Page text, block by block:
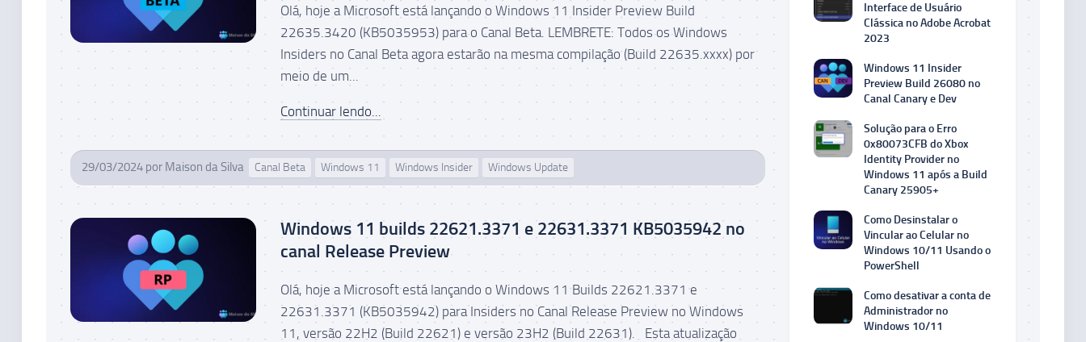
Olá, hoje a Microsoft está lançando o Windows 11 Insider Preview Build
22635.3420 (KB5035953) para o Canal Beta. LEMBRETE: Todos os Windows
Insiders no Canal Beta agora estarão na mesma compilação (Build 22635.xxxx) por
meio de um...
Continuar lendo...
29/03/2024 por Maison da Silva Canal Beta Windows 11 Windows Insider Windows Update
Windows 11 builds 22621.3371 e 22631.3371 KB5035942 no
canal Release Preview
Olá, hoje a Microsoft está lançando o Windows 11 Builds 22621.3371 e
22631.3371 (KB5035942) para Insiders no Canal Release Preview no Windows
11, versão 22H2 (Build 22621) e versão 23H2 (Build 22631). Esta atualização
Interface de Usuário
Clássica no Adobe Acrobat
2023
Windows 11 Insider
Preview Build 26080 no
Canal Canary e Dev
Solução para o Erro
0x80073CFB do Xbox
Identity Provider no
Windows 11 após a Build
Canary 25905+
Como Desinstalar o
Vincular ao Celular no
Windows 10/11 Usando o
PowerShell
Como desativar a conta de
Administrador no
Windows 10/11